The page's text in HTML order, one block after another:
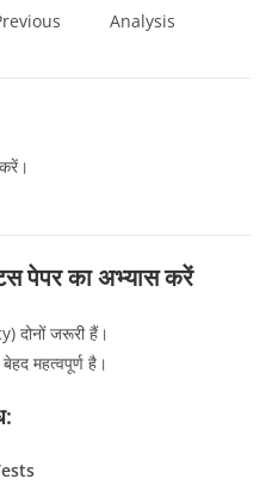
Analysis
पेपर का अभ्यास करें
दोनों जरूरी हैं।
बेहद महत्वपूर्ण है।